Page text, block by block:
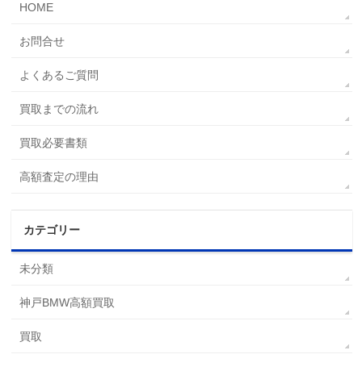
HOME
お問合せ
よくあるご質問
買取までの流れ
買取必要書類
高額査定の理由
カテゴリー
未分類
神戸BMW高額買取
買取